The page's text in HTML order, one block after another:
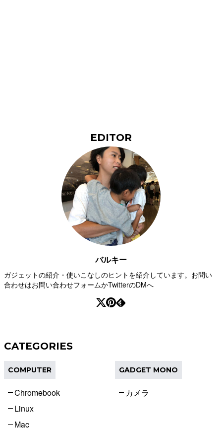
EDITOR
バルキー
ガジェットの紹介・使いこなしのヒントを紹介しています。お問い
合わせはお問い合わせフォームかTwitterのDMへ
CATEGORIES
COMPUTER
Chromebook
Linux
Mac
GADGET MONO
カメラ